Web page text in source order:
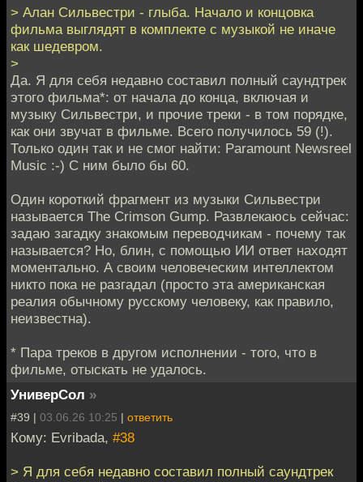
> Алан Сильвестри - глыба. Начало и концовка
фильма выглядят в комплекте с музыкой не иначе
как шедевром.
>
Да. Я для себя недавно составил полный саундтрек
этого фильма*: от начала до конца, включая и
музыку Сильвестри, и прочие треки - в том порядке,
как они звучат в фильме. Всего получилось 59 (!).
Только один так и не смог найти: Paramount Newsreel
Music :-) С ним было бы 60.
Один короткий фрагмент из музыки Сильвестри
называется The Crimson Gump. Развлекаюсь сейчас:
задаю загадку знакомым переводчикам - почему так
называется? Но, блин, с помощью ИИ ответ находят
моментально. А своим человеческим интеллектом
никто пока не разгадал (просто эта американская
реалия обычному русскому человеку, как правило,
неизвестна).
* Пара треков в другом исполнении - того, что в
фильме, отыскать не удалось.
УниверСол »
#39 | 03.06.26 10:25 | ответить
Кому: Evribada, #38
> Я для себя недавно составил полный саундтрек